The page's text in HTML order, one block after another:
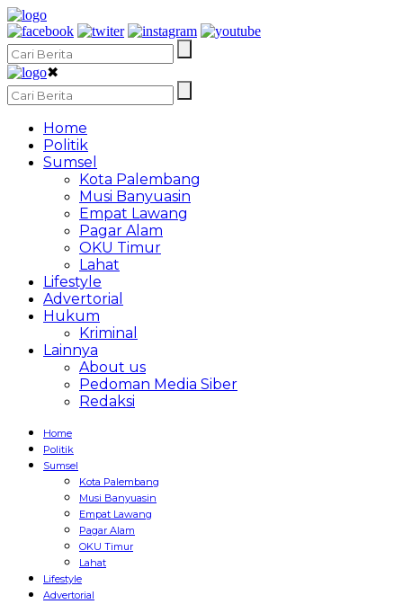
✖
Home
Politik
Sumsel
Kota Palembang
Musi Banyuasin
Empat Lawang
Pagar Alam
OKU Timur
Lahat
Lifestyle
Advertorial
Hukum
Kriminal
Lainnya
About us
Pedoman Media Siber
Redaksi
Home
Politik
Sumsel
Kota Palembang
Musi Banyuasin
Empat Lawang
Pagar Alam
OKU Timur
Lahat
Lifestyle
Advertorial